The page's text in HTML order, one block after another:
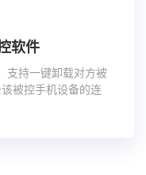
软件
支持一键卸载对方被
被控手机设备的连